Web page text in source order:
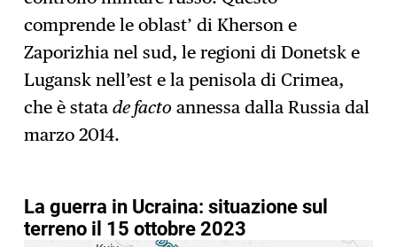
comprende le oblast’ di Kherson e
Zaporizhia nel sud, le regioni di Donetsk e
Lugansk nell’est e la penisola di Crimea,
che è statade facto annessa dalla Russia dal
marzo 2014.